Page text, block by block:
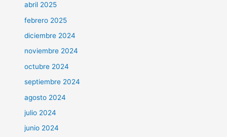
abril 2025
febrero 2025
diciembre 2024
noviembre 2024
octubre 2024
septiembre 2024
agosto 2024
julio 2024
junio 2024